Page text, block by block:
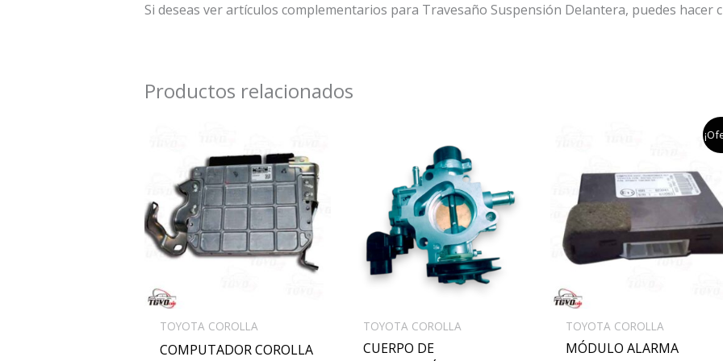
Si deseas ver artículos complementarios para Travesaño Suspensión Delantera, puedes hacer
Productos relacionados
TOYOTA COROLLA
COMPUTADOR COROLLA
TOYOTA COROLLA
CUERPO DE
TOYOTA COROLLA
MÓDULO ALARMA
era:
$350,000.
el
es: